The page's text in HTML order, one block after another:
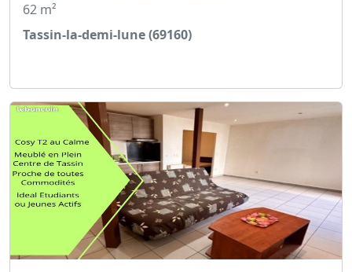
62 m²
Tassin-la-demi-lune (69160)